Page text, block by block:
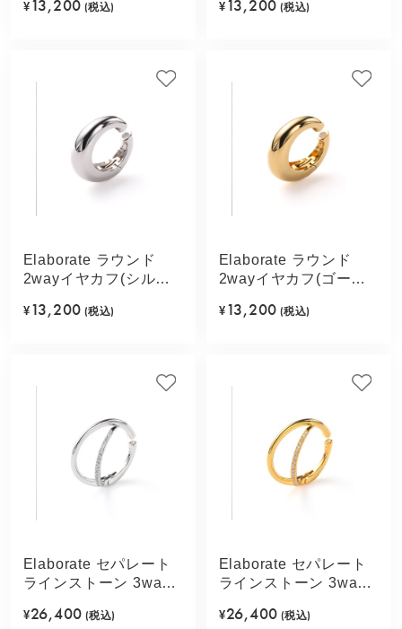
¥ 13,200 (税込) ¥ 13,200 (税込)
Elaborate ラウンド
2wayイヤカフ(シルバ
¥ 13,200 (税込)
Elaborate ラウンド
2wayイヤカフ(ゴール
¥ 13,200 (税込)
Elaborate セパレート
ラインストーン 3way
ー)
¥26,400 (税込)
Elaborate セパレート
ラインストーン 3way
ー)
¥26,400 (税込)